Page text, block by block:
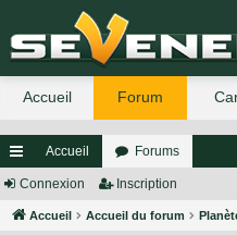
ac
co
Accueil Forums
Connexion Inscription
Accueil Accueil du forum